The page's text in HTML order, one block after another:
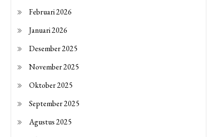
Februari 2026
Januari 2026
Desember 2025
November 2025
Oktober 2025
September 2025
Agustus 2025